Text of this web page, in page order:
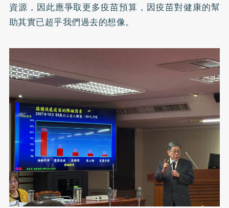
資源，因此應爭取更多疫苗預算，因疫苗對健康的幫
助其實已超乎我們過去的想像。